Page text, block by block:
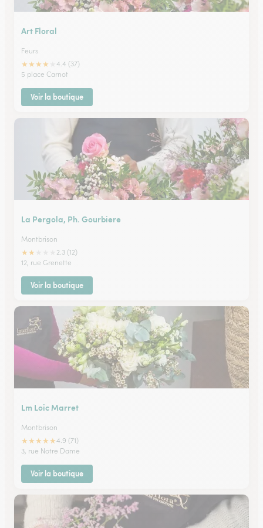
Art Floral
Feurs
★★★★
4.4 (37)
5 place Carnot
Voir la boutique
La Pergola, Ph. Gourbiere
Montbrison
★★
2.3 (12)
12, rue Grenette
Voir la boutique
Lm Loic Marret
Montbrison
★★★★★4.9 (71)
3, rue Notre Dame
Voir la boutique